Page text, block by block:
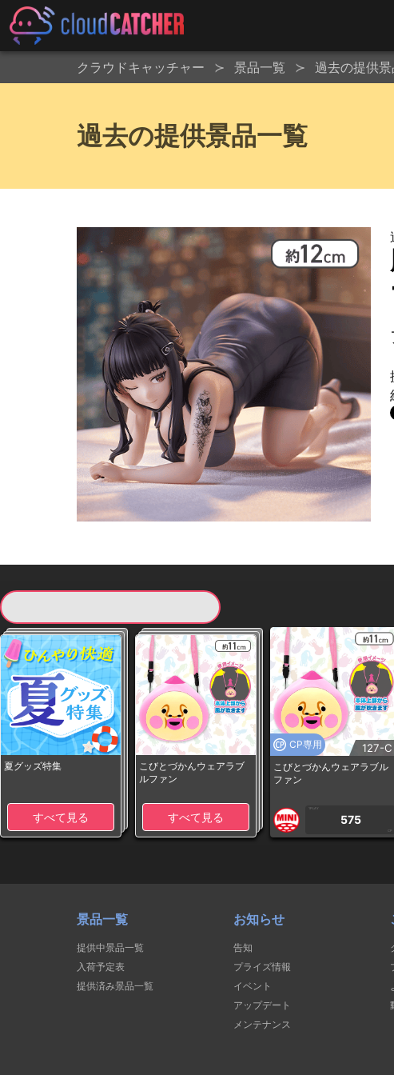
クラウドキャッチャー 景品一覧 過去の提供
過去の提供景品一覧
夏グッズ特集
すべて見る
こびとづかんウェアラブ
ルファン
すべて見る
CP専用 127-C
こびとづかんウェアラブル
ファン
1PLAY
575
CP
景品一覧
提供中景品一覧
入荷予定表
提供済み景品一覧
お知らせ
告知
プライズ情報
イベント
アップデート
メンテナンス